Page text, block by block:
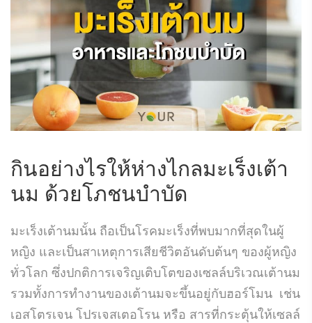
กินอย่างไรให้ห่างไกลมะเร็งเต้า
นม ด้วยโภชนบำบัด
มะเร็งเต้านมนั้น ถือเป็นโรคมะเร็งที่พบมากที่สุดในผู้
หญิง และเป็นสาเหตุการเสียชีวิตอันดับต้นๆ ของผู้หญิง
ทั่วโลก ซึ่งปกติการเจริญเติบโตของเซลล์บริเวณเต้านม
รวมทั้งการทำงานของเต้านมจะขึ้นอยู่กับฮอร์โมน เช่น
เอสโตรเจน โปรเจสเตอโรน หรือ สารที่กระตุ้นให้เซลล์